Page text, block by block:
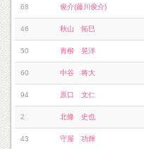
68 俊介(藤川俊介)
46 秋山 拓巳
50 青柳 晃洋
60 中谷 将大
94 原口 文仁
2 北條 史也
43 守屋 功輝